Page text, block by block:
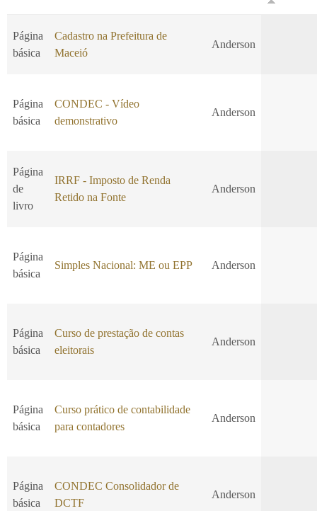
Página
básica
Cadastro na Prefeitura de
Maceió
Anderson
Página
básica
CONDEC - Vídeo
demonstrativo
Anderson
Página
de
livro
IRRF - Imposto de Renda
Retido na Fonte
Anderson
Página
básica
Simples Nacional: ME ou EPP Anderson
Página
básica
Curso de prestação de contas
eleitorais
Anderson
Página
básica
Curso prático de contabilidade
para contadores
Anderson
Página
básica
CONDEC Consolidador de
DCTF
Anderson